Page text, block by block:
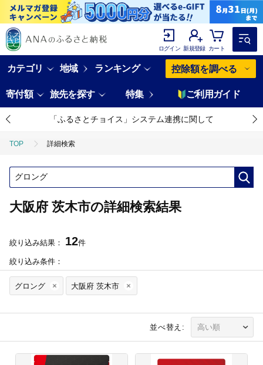
ログイン 新規登録 カート
カテゴリ 地域 ランキング 控除額を調べる
寄付額 旅先を探す 特集 ご利用ガイド
「ふるさとチョイス」システム連携に関して
TOP 詳細検索
大阪府 茨木市の詳細検索結果
絞り込み結果： 12件
絞り込み条件：
グロング 大阪府 茨木市
並べ替え: